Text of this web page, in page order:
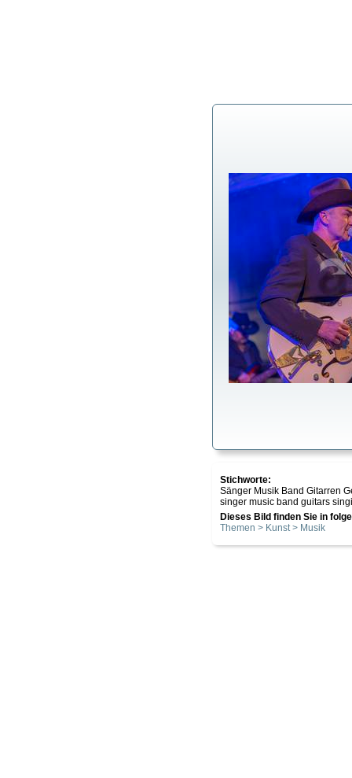
Stichworte:
Sänger Musik Band Gitarren
singer music band guitars
Dieses Bild finden Sie in
Themen > Kunst > Musik